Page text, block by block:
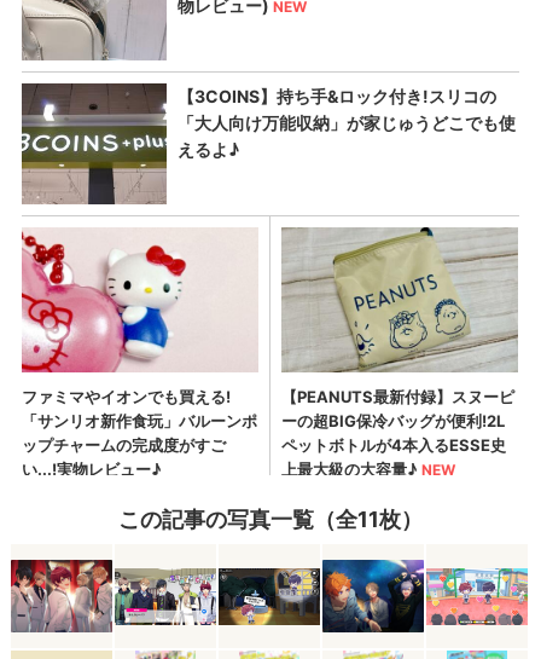
この記事の写真一覧（全11枚）